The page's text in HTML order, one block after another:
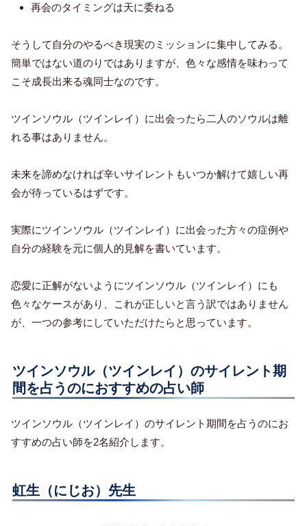
再会のタイミングは天に委ねる
そうして 自分のやるべき現実のミッションに集中してみる。
簡単ではない道のりではありますが、色々な感情を味わって
こそ成長出来る魂同士なのです。
ツインソウル（ツインレイ）に出会ったら二人のソウルは離
れる事はありません。
未来を諦めなければ辛いサイレントもいつか解けて嬉しい再
会が待っているはずです。
実際にツインソウル（ツインレイ）に出会った方々の症例や
自分の経験を元に個人的見解を書いています。
恋愛に正解がないようにツインソウル（ツインレイ）にも
色々なケースがあり、これが正しいと言う訳ではありません
が、一つの参考にしていただけたらと思っています。
ツインソウル（ツインレイ）のサイレント期
間を占うのにおすすめの占い師
ツインソウル（ツインレイ）のサイレント期間を占うのにお
すすめの占い師を2名紹介します。
虹生（にじお）先生